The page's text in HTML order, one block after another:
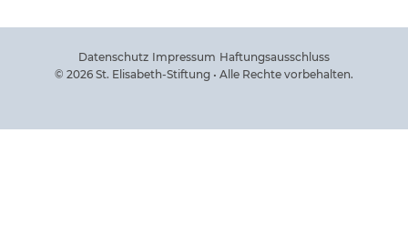
Datenschutz Impressum Haftungsausschluss
© 2026 St. Elisabeth-Stiftung • Alle Rechte vorbehalten.